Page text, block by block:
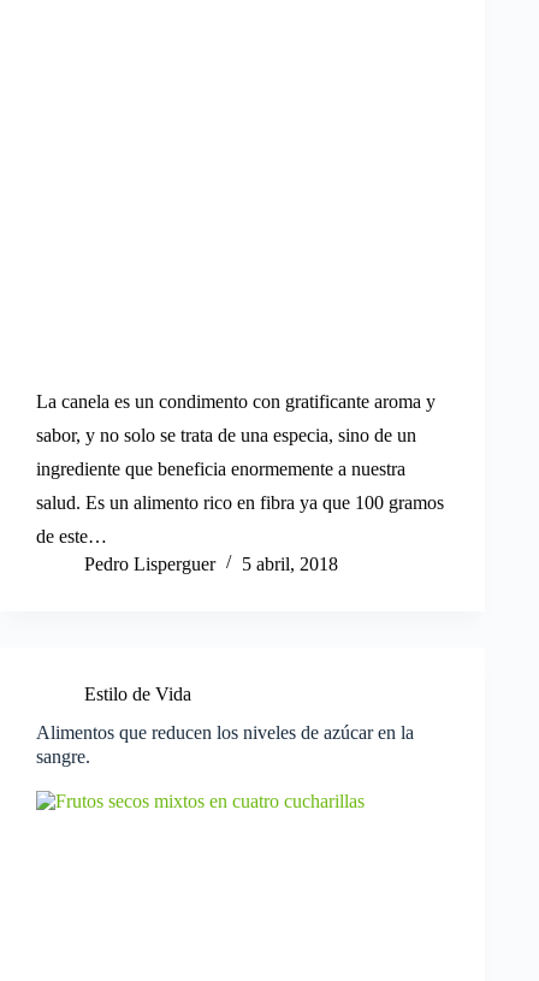
La canela es un condimento con gratificante aroma y
sabor, y no solo se trata de una especia, sino de un
ingrediente que beneficia enormemente a nuestra
salud. Es un alimento rico en fibra ya que 100 gramos
de este…
Pedro Lisperguer
5 abril, 2018
Estilo de Vida
Alimentos que reducen los niveles de azúcar en la
sangre.